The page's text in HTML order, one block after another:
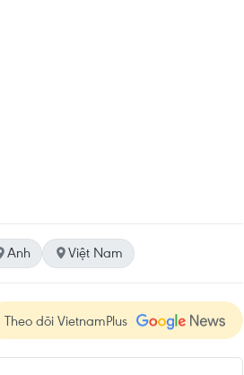
Anh Việt Nam
Theo dõi VietnamPlus